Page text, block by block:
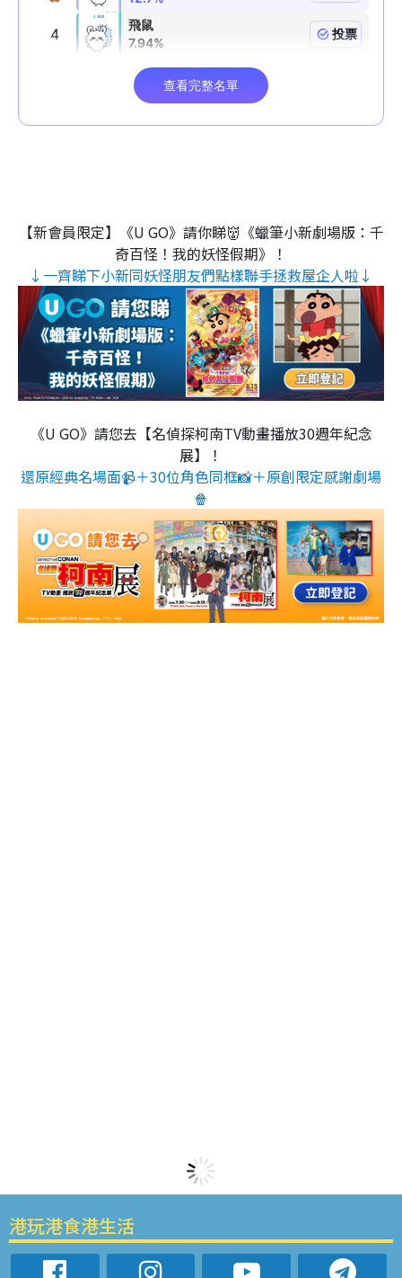
【新會員限定】《U GO》請你睇👹《蠟筆小新劇場版：千
奇百怪！我的妖怪假期》！
↓一齊睇下小新同妖怪朋友們點樣聯手拯救屋企人啦↓
《U GO》請您去【名偵探柯南TV動畫播放30週年紀念
展】！
還原經典名場面📹＋30位角色同框📸＋原創限定感謝劇場
🍿
港玩港食港生活